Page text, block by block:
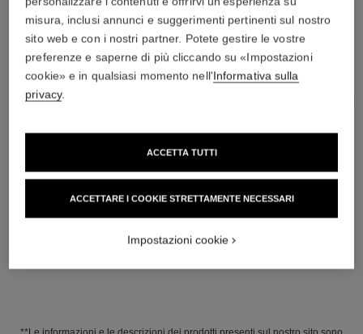
Oro bianco 18 carati, diamanti
Ref. J64805Prezzo su richiesta
Vedere dettagli
Oro bianco 18 carati, diamanti
Ref. J6481998 350 chf
Vedere dettagli
misura, inclusi annunci e suggerimenti pertinenti sul nostro
sito web e con i nostri partner. Potete gestire le vostre
preferenze e saperne di più cliccando su «Impostazioni
cookie» e in qualsiasi momento nell'Informativa sulla
privacy.
ACCETTARE I COOKIE STRETTAMENTE NECESSARI
ACCETTA TUTTI
Impostazioni cookie